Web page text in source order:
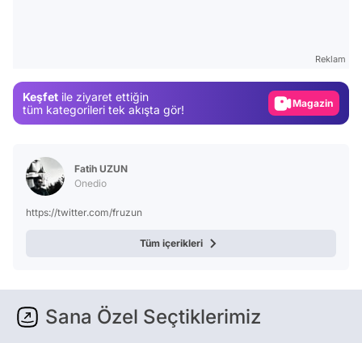
Reklam
Keşfet ile ziyaret ettiğin
tüm kategorileri tek akışta gör!
Magazin
Fatih UZUN
Onedio
https://twitter.com/fruzun
Tüm içerikleri
Sana Özel Seçtiklerimiz